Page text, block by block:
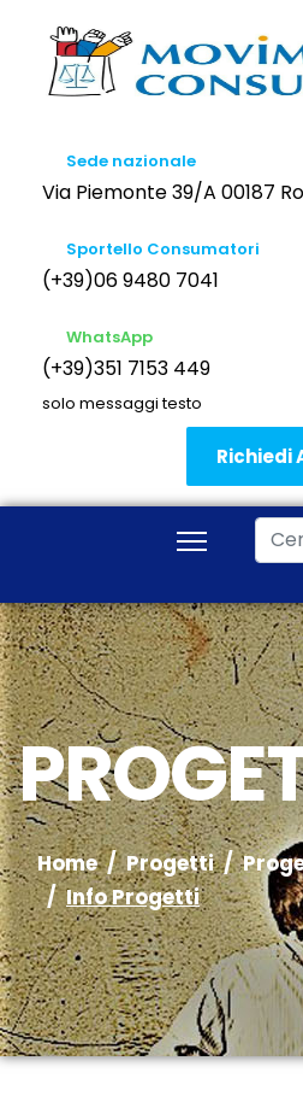
Sede nazionale
Via Piemonte 39/A 00187
Sportello Consumatori
(+39)06 9480 7041
WhatsApp
(+39)351 7153 449
solo messaggi testo
Richiedi
Home Progetti
Info Progetti